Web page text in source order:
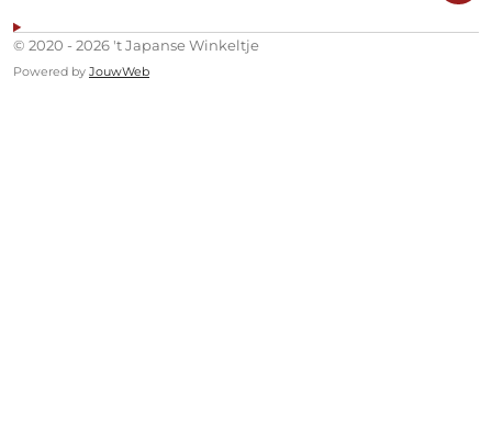
© 2020 - 2026 't Japanse Winkeltje
Powered by JouwWeb